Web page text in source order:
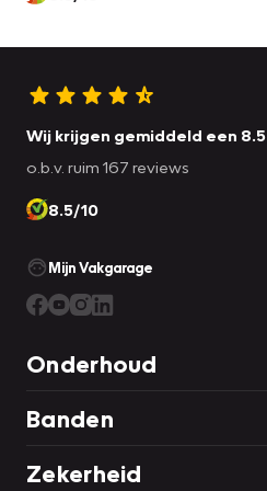
Wij krijgen gemiddeld een 8.5
o.b.v. ruim 167 reviews
8.5/10
Mijn Vakgarage
Onderhoud
Banden
Zekerheid